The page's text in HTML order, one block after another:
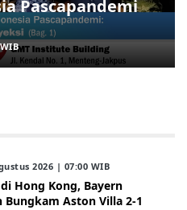
Pascapandemi
2026 | 07:00 WIB
Hong Kong, Bayern
Bungkam Aston Villa 2-1